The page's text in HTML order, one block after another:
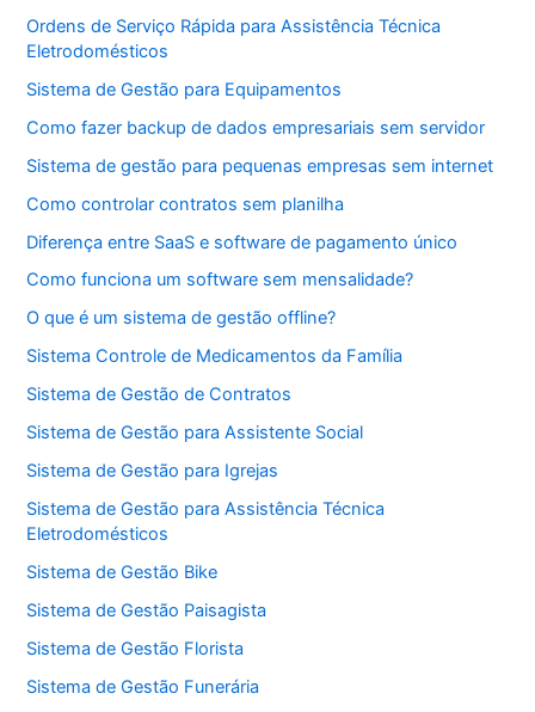
Ordens de Serviço Rápida para Assistência Técnica
Eletrodomésticos
Sistema de Gestão para Equipamentos
Como fazer backup de dados empresariais sem servidor
Sistema de gestão para pequenas empresas sem internet
Como controlar contratos sem planilha
Diferença entre SaaS e software de pagamento único
Como funciona um software sem mensalidade?
O que é um sistema de gestão offline?
Sistema Controle de Medicamentos da Família
Sistema de Gestão de Contratos
Sistema de Gestão para Assistente Social
Sistema de Gestão para Igrejas
Sistema de Gestão para Assistência Técnica
Eletrodomésticos
Sistema de Gestão Bike
Sistema de Gestão Paisagista
Sistema de Gestão Florista
Sistema de Gestão Funerária